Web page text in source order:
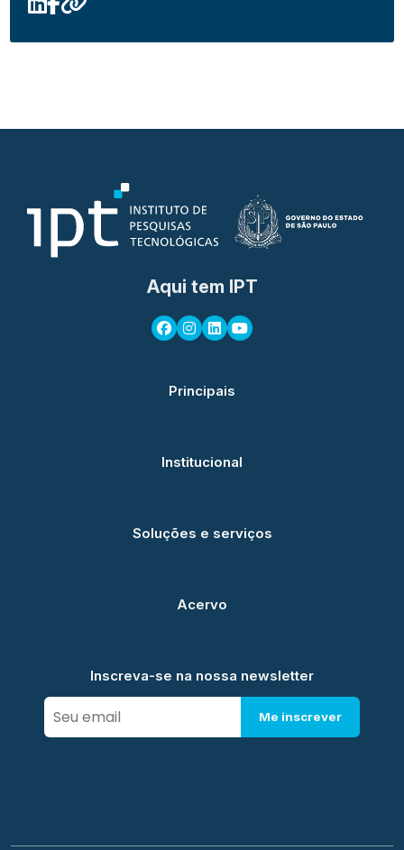
Aqui tem IPT
Principais
Institucional
Soluções e serviços
Acervo
Inscreva-se na nossa newsletter
Me inscrever